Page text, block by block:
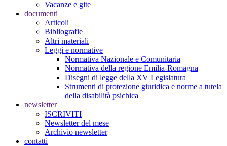
Vacanze e gite
documenti
Articoli
Bibliografie
Altri materiali
Leggi e normative
Normativa Nazionale e Comunitaria
Normativa della regione Emilia-Romagna
Disegni di legge della XV Legislatura
Strumenti di protezione giuridica e norme a tutela
della disabilità psichica
newsletter
ISCRIVITI
Newsletter del mese
Archivio newsletter
contatti